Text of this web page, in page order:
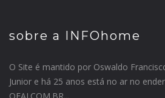
sobre a INFOhome
O Site é mantido por Oswaldo
Junior e há 25 anos está no ar no